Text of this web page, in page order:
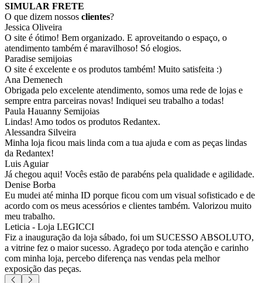
SIMULAR FRETE
O que dizem nossos clientes?
Jessica Oliveira
O site é ótimo! Bem organizado. E aproveitando o espaço, o
atendimento também é maravilhoso! Só elogios.
Paradise semijoias
O site é excelente e os produtos também! Muito satisfeita :)
Ana Demenech
Obrigada pelo excelente atendimento, somos uma rede de lojas e
sempre entra parceiras novas! Indiquei seu trabalho a todas!
Paula Hauanny Semijoias
Lindas! Amo todos os produtos Redantex.
Alessandra Silveira
Minha loja ficou mais linda com a tua ajuda e com as peças lindas
da Redantex!
Luis Aguiar
Já chegou aqui! Vocês estão de parabéns pela qualidade e agilidade.
Denise Borba
Eu mudei até minha ID porque ficou com um visual sofisticado e de
acordo com os meus acessórios e clientes também. Valorizou muito
meu trabalho.
Leticia - Loja LEGICCI
Fiz a inauguração da loja sábado, foi um SUCESSO ABSOLUTO,
a vitrine fez o maior sucesso. Agradeço por toda atenção e carinho
com minha loja, percebo diferença nas vendas pela melhor
exposição das peças.